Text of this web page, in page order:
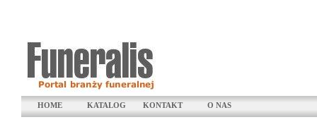
HOME KATALOG KONTAKT O NAS